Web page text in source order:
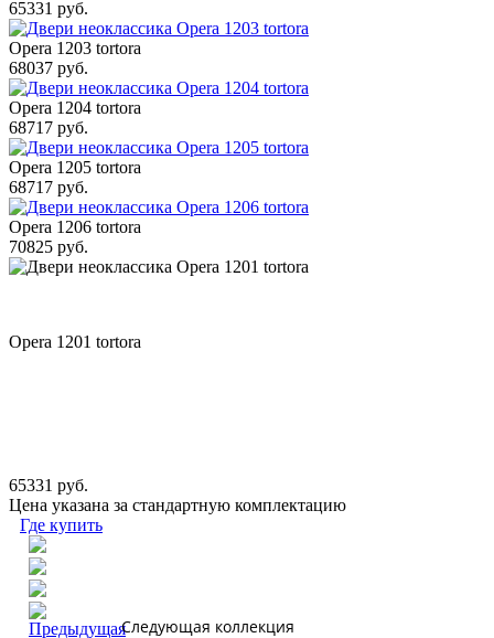
65331 руб.
Opera 1203 tortora
68037 руб.
Opera 1204 tortora
68717 руб.
Opera 1205 tortora
68717 руб.
Opera 1206 tortora
70825 руб.
Opera 1201 tortora
65331 руб.
Цена указана за стандартную комплектацию
Где купить
Следующая коллекция